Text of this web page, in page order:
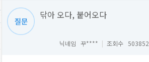
닦아 오다, 붙어오다
닉네임 꾸**** | 조회수 503852